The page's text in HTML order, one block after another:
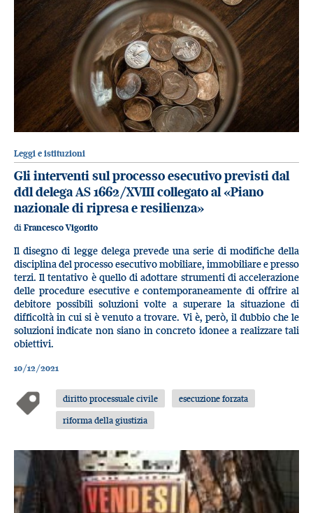
Leggi e istituzioni
Gli interventi sul processo esecutivo previsti dal
ddl delega AS 1662/XVIII collegato al «Piano
nazionale di ripresa e resilienza»
di Francesco Vigorito
Il disegno di legge delega prevede una serie di modifiche della
disciplina del processo esecutivo mobiliare, immobiliare e presso
terzi. Il tentativo è quello di adottare strumenti di accelerazione
delle procedure esecutive e contemporaneamente di offrire al
debitore possibili soluzioni volte a superare la situazione di
difficoltà in cui si è venuto a trovare. Vi è, però, il dubbio che le
soluzioni indicate non siano in concreto idonee a realizzare tali
obiettivi.
10/12/2021
diritto processuale civile
esecuzione forzata
riforma della giustizia